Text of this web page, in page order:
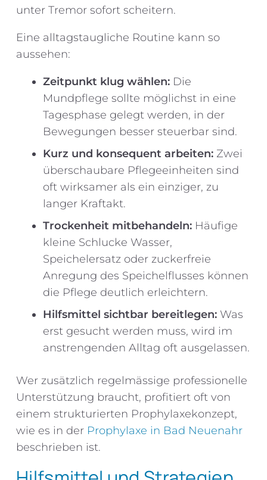
unter Tremor sofort scheitern.
Eine alltagstaugliche Routine kann so
aussehen:
Zeitpunkt klug wählen: Die
Mundpflege sollte möglichst in eine
Tagesphase gelegt werden, in der
Bewegungen besser steuerbar sind.
Kurz und konsequent arbeiten: Zwei
überschaubare Pflegeeinheiten sind
oft wirksamer als ein einziger, zu
langer Kraftakt.
Trockenheit mitbehandeln: Häufige
kleine Schlucke Wasser,
Speichelersatz oder zuckerfreie
Anregung des Speichelflusses können
die Pflege deutlich erleichtern.
Hilfsmittel sichtbar bereitlegen: Was
erst gesucht werden muss, wird im
anstrengenden Alltag oft ausgelassen.
Wer zusätzlich regelmässige professionelle
Unterstützung braucht, profitiert oft von
einem strukturierten Prophylaxekonzept,
wie es in der Prophylaxe in Bad Neuenahr
beschrieben ist.